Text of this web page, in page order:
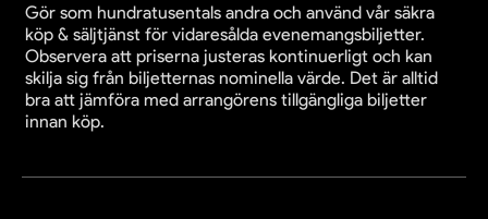
Gör som hundratusentals andra och använd vår säkra
köp & säljtjänst för vidaresålda evenemangsbiljetter.
Observera att priserna justeras kontinuerligt och kan
skilja sig från biljetternas nominella värde. Det är alltid
bra att jämföra med arrangörens tillgängliga biljetter
innan köp.